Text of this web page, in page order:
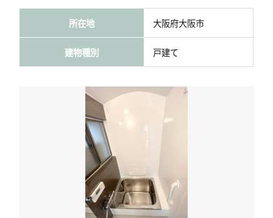
所在地 大阪府大阪市
建物種別 戸建て